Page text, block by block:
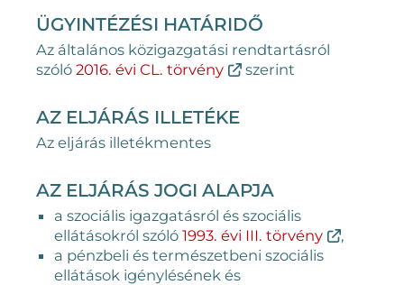
ÜGYINTÉZÉSI HATÁRIDŐ
Az általános közigazgatási rendtartásról
szóló 2016. évi CL. törvény szerint
AZ ELJÁRÁS ILLETÉKE
Az eljárás illetékmentes
AZ ELJÁRÁS JOGI ALAPJA
a szociális igazgatásról és szociális
ellátásokról szóló 1993. évi III. törvény
,
a pénzbeli és természetbeni szociális
ellátások igénylésének és